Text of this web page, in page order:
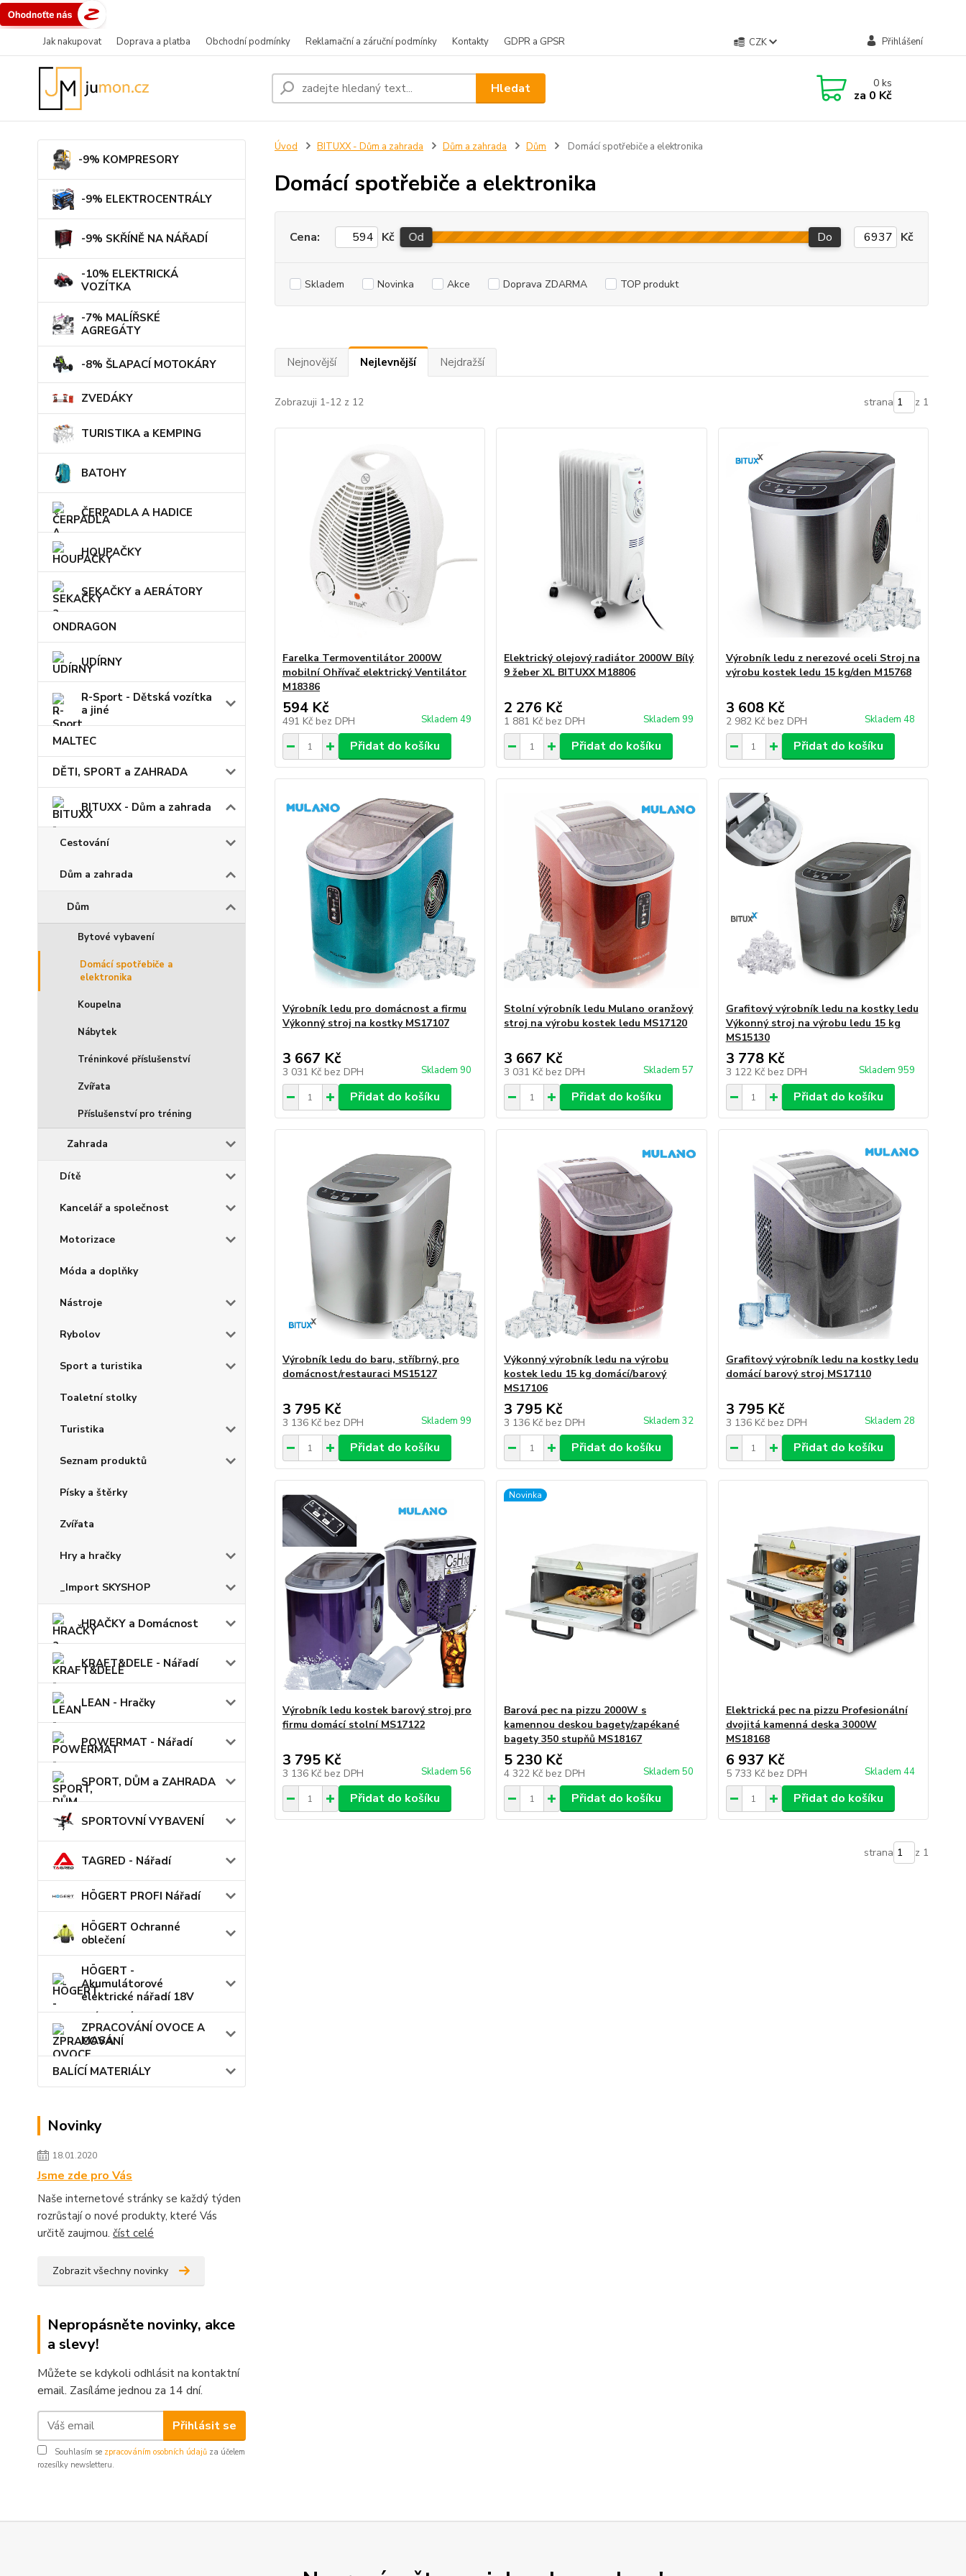
Jak nakupovat Doprava a platba Obchodní podmínky Reklamační a záruční podmínky Kontakty GDPR a GPSR CZK Přihlášení
Hledat 0ks
za 0 Kč
-9% KOMPRESORY
-9% ELEKTROCENTRÁLY
-9% SKŘÍNĚ NA NÁŘADÍ
-10% ELEKTRICKÁ
VOZÍTKA
-7% MALÍŘSKÉ
AGREGÁTY
-8% ŠLAPACÍ MOTOKÁRY
ZVEDÁKY
TURISTIKA a KEMPING
BATOHY
ČERPADLA A HADICE
HOUPAČKY
SEKAČKY a AERÁTORY
ONDRAGON
UDÍRNY
R-Sport - Dětská vozítka
a jiné
MALTEC
DĚTI, SPORT a ZAHRADA
BITUXX - Dům a zahrada
Cestování
Dům a zahrada
Dům
Bytové vybavení
Domácí spotřebiče a
elektronika
Koupelna
Nábytek
Tréninkové příslušenství
Zvířata
Příslušenství pro tréning
Zahrada
Dítě
Kancelář a společnost
Motorizace
Móda a doplňky
Nástroje
Rybolov
Sport a turistika
Toaletní stolky
Turistika
Seznam produktů
Písky a štěrky
Zvířata
Hry a hračky
_Import SKYSHOP
HRAČKY a Domácnost
KRAFT&DELE - Nářadí
LEAN - Hračky
POWERMAT - Nářadí
SPORT, DŮM a ZAHRADA
SPORTOVNÍ VYBAVENÍ
TAGRED - Nářadí
HÖGERT PROFI Nářadí
HÖGERT Ochranné
oblečení
HÖGERT -
Akumulátorové
elektrické nářadí 18V
ZPRACOVÁNÍ OVOCE A
MASA
BALÍCÍ MATERIÁLY
Novinky
18.01.2020
Jsme zde pro Vás
Naše internetové stránky se každý týden
rozrůstají o nové produkty, které Vás
určitě zaujmou. číst celé
Zobrazit všechny novinky
Nepropásněte novinky, akce
a slevy!
Můžete se kdykoli odhlásit na kontaktní
email. Zasíláme jednou za 14 dní.
Přihlásit se
Souhlasím se zpracováním osobních údajů za účelem
rozesílky newsletteru.
Úvod BITUXX - Dům a zahrada Dům a zahrada Dům Domácí spotřebiče a elektronika
Domácí spotřebiče a elektronika
Cena: Kč Od Do Kč
Skladem Novinka Akce Doprava ZDARMA TOP produkt
Nejnovější Nejlevnější Nejdražší
Zobrazuji 1-12 z 12 strana z 1
Farelka Termoventilátor 2000W
mobilní Ohřívač elektrický Ventilátor
M18386
594 Kč
491 Kč bez DPH Skladem 49
Přidat do košíku
Elektrický olejový radiátor 2000W Bílý
9 žeber XL BITUXX M18806
2 276 Kč
1 881 Kč bez DPH Skladem 99
Přidat do košíku
Výrobník ledu z nerezové oceli Stroj na
výrobu kostek ledu 15 kg/den M15768
3 608 Kč
2 982 Kč bez DPH Skladem 48
Přidat do košíku
Výrobník ledu pro domácnost a firmu
Výkonný stroj na kostky MS17107
3 667 Kč
3 031 Kč bez DPH Skladem 90
Přidat do košíku
Stolní výrobník ledu Mulano oranžový
stroj na výrobu kostek ledu MS17120
3 667 Kč
3 031 Kč bez DPH Skladem 57
Přidat do košíku
Grafitový výrobník ledu na kostky ledu
Výkonný stroj na výrobu ledu 15 kg
MS15130
3 778 Kč
3 122 Kč bez DPH Skladem 959
Přidat do košíku
Výrobník ledu do baru, stříbrný, pro
domácnost/restauraci MS15127
3 795 Kč
3 136 Kč bez DPH Skladem 99
Přidat do košíku
Výkonný výrobník ledu na výrobu
kostek ledu 15 kg domácí/barový
MS17106
3 795 Kč
3 136 Kč bez DPH Skladem 32
Přidat do košíku
Grafitový výrobník ledu na kostky ledu
domácí barový stroj MS17110
3 795 Kč
3 136 Kč bez DPH Skladem 28
Přidat do košíku
Výrobník ledu kostek barový stroj pro
firmu domácí stolní MS17122
3 795 Kč
3 136 Kč bez DPH Skladem 56
Přidat do košíku
Novinka
Barová pec na pizzu 2000W s
kamennou deskou bagety/zapékané
bagety 350 stupňů MS18167
5 230 Kč
4 322 Kč bez DPH Skladem 50
Přidat do košíku
Elektrická pec na pizzu Profesionální
dvojitá kamenná deska 3000W
MS18168
6 937 Kč
5 733 Kč bez DPH Skladem 44
Přidat do košíku
strana z 1